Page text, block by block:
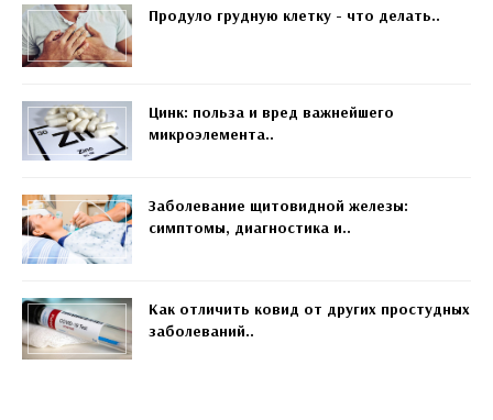
Продуло грудную клетку - что делать..
Цинк: польза и вред важнейшего
микроэлемента..
Заболевание щитовидной железы:
симптомы, диагностика и..
Как отличить ковид от других простудных
заболеваний..